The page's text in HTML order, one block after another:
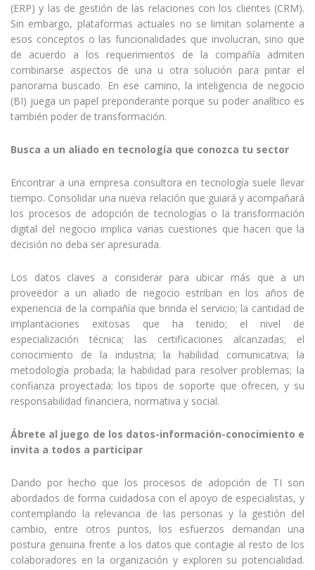
(ERP) y las de gestión de las relaciones con los clientes (CRM).
Sin embargo, plataformas actuales no se limitan solamente a
esos conceptos o las funcionalidades que involucran, sino que
de acuerdo a los requerimientos de la compañía admiten
combinarse aspectos de una u otra solución para pintar el
panorama buscado. En ese camino, la inteligencia de negocio
(BI) juega un papel preponderante porque su poder analítico es
también poder de transformación.
Busca a un aliado en tecnología que conozca tu sector
Encontrar a una empresa consultora en tecnología suele llevar
tiempo. Consolidar una nueva relación que guiará y acompañará
los procesos de adopción de tecnologías o la transformación
digital del negocio implica varias cuestiones que hacen que la
decisión no deba ser apresurada.
Los datos claves a considerar para ubicar más que a un
proveedor a un aliado de negocio estriban en los años de
experiencia de la compañía que brinda el servicio; la cantidad de
implantaciones exitosas que ha tenido; el nivel de
especialización técnica; las certificaciones alcanzadas; el
conocimiento de la industria; la habilidad comunicativa; la
metodología probada; la habilidad para resolver problemas; la
confianza proyectada; los tipos de soporte que ofrecen, y su
responsabilidad financiera, normativa y social.
Ábrete al juego de los datos-información-conocimiento e
invita a todos a participar
Dando por hecho que los procesos de adopción de TI son
abordados de forma cuidadosa con el apoyo de especialistas, y
contemplando la relevancia de las personas y la gestión del
cambio, entre otros puntos, los esfuerzos demandan una
postura genuina frente a los datos que contagie al resto de los
colaboradores en la organización y exploren su potencialidad.